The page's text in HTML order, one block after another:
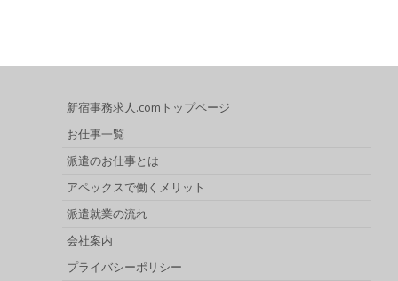
新宿事務求人.comトップページ
お仕事一覧
派遣のお仕事とは
アペックスで働くメリット
派遣就業の流れ
会社案内
プライバシーポリシー